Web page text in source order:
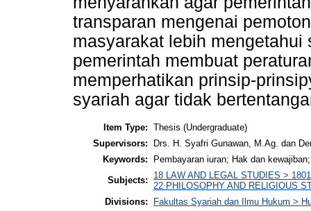
transparan mengenai
masyarakat lebih
pemerintah membuat
memperhatikan prinsip-
syariah agar tidak
Item Type: Thesis (Undergraduate)
Supervisors:
Drs. H. Syafri Gunawan, M.Ag. dan
Keywords:
Pembayaran iuran; Hak dan
Subjects:
18 LAW AND LEGAL STUDIES >
22 PHILOSOPHY AND RELIGIOUS
Divisions:
Fakultas Syariah dan Ilmu Hukum >